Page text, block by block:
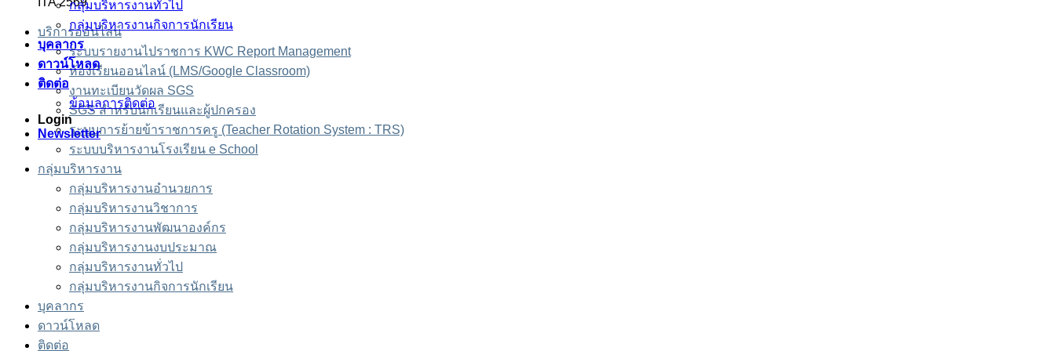
บริการออนไลน์
ระบบรายงานไปราชการ KWC Report Management
ห้องเรียนออนไลน์ (LMS/Google Classroom)
งานทะเบียนวัดผล SGS
SGS สำหรับนักเรียนและผู้ปกครอง
ระบบการย้ายข้าราชการครู (Teacher Rotation System : TRS)
ระบบบริหารงานโรงเรียน e School
กลุ่มบริหารงาน
กลุ่มบริหารงานอำนวยการ
กลุ่มบริหารงานวิชาการ
กลุ่มบริหารงานพัฒนาองค์กร
กลุ่มบริหารงานงบประมาณ
กลุ่มบริหารงานทั่วไป
กลุ่มบริหารงานกิจการนักเรียน
บุคลากร
ดาวน์โหลด
ติดต่อ
กลุ่มบริหารงานทั่วไป
กลุ่มบริหารงานกิจการนักเรียน
บุคลากร
ดาวน์โหลด
ติดต่อ
ข้อมูลการติดต่อ
Login
Newsletter